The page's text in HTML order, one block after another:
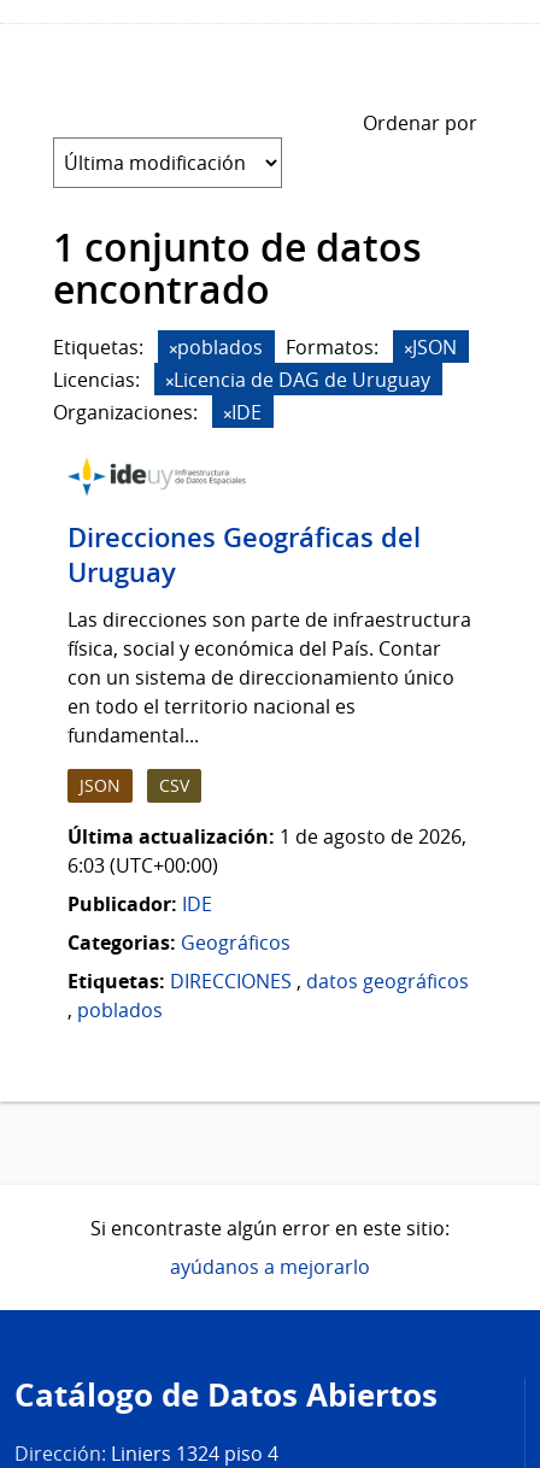
Ordenar por
1 conjunto de datos
encontrado
Etiquetas: poblados Formatos:
JSON
Licencias:
Licencia de DAG de Uruguay
Organizaciones:
IDE
Direcciones Geográficas del
Uruguay
Las direcciones son parte de infraestructura
física, social y económica del País. Contar
con un sistema de direccionamiento único
en todo el territorio nacional es
fundamental...
JSON CSV
Última actualización: 1 de agosto de 2026,
6:03 (UTC+00:00)
Publicador: IDE
Categorias: Geográficos
Etiquetas: DIRECCIONES , datos geográficos
, poblados
Si encontraste algún error en este sitio:
ayúdanos a mejorarlo
de
página
Catálogo de Datos Abiertos
Dirección: Liniers 1324 piso 4